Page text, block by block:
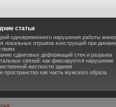
статьи
одновременного нарушения работы
локальных отрывов конструкций при
сдвиговых деформаций стен и разрыва
связей: как фиксируется нарушение
жесткости здания
пространство как часть мужского образа